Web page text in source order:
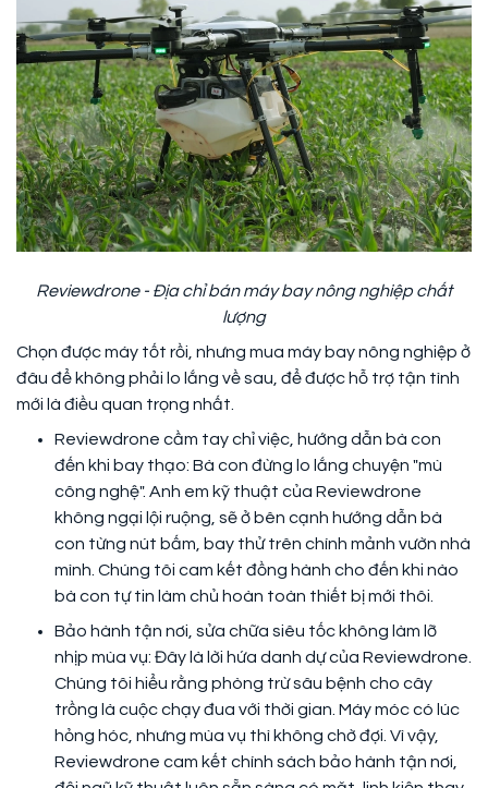
Reviewdrone - Địa chỉ bán máy bay nông nghiệp chất
lượng
Chọn được máy tốt rồi, nhưng mua máy bay nông nghiệp ở
đâu để không phải lo lắng về sau, để được hỗ trợ tận tình
mới là điều quan trọng nhất.
Reviewdrone cầm tay chỉ việc, hướng dẫn bà con
đến khi bay thạo: Bà con đừng lo lắng chuyện "mù
công nghệ". Anh em kỹ thuật của Reviewdrone
không ngại lội ruộng, sẽ ở bên cạnh hướng dẫn bà
con từng nút bấm, bay thử trên chính mảnh vườn nhà
mình. Chúng tôi cam kết đồng hành cho đến khi nào
bà con tự tin làm chủ hoàn toàn thiết bị mới thôi.
Bảo hành tận nơi, sửa chữa siêu tốc không làm lỡ
nhịp mùa vụ: Đây là lời hứa danh dự của Reviewdrone.
Chúng tôi hiểu rằng phòng trừ sâu bệnh cho cây
trồng là cuộc chạy đua với thời gian. Máy móc có lúc
hỏng hóc, nhưng mùa vụ thì không chờ đợi. Vì vậy,
Reviewdrone cam kết chính sách bảo hành tận nơi,